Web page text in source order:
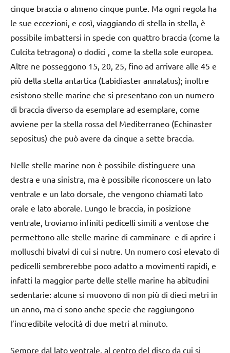
cinque braccia o almeno cinque punte. Ma ogni regola ha
le sue eccezioni, e così, viaggiando di stella in stella, è
possibile imbattersi in specie con quattro braccia (come la
Culcita tetragona) o dodici , come la stella sole europea.
Altre ne posseggono 15, 20, 25, fino ad arrivare alle 45 e
più della stella antartica (Labidiaster annalatus); inoltre
esistono stelle marine che si presentano con un numero
di braccia diverso da esemplare ad esemplare, come
avviene per la stella rossa del Mediterraneo (Echinaster
sepositus) che può avere da cinque a sette braccia.
Nelle stelle marine non è possibile distinguere una
destra e una sinistra, ma è possibile riconoscere un lato
ventrale e un lato dorsale, che vengono chiamati lato
orale e lato aborale. Lungo le braccia, in posizione
ventrale, troviamo infiniti pedicelli simili a ventose che
permettono alle stelle marine di camminare e di aprire i
molluschi bivalvi di cui si nutre. Un numero così elevato di
pedicelli sembrerebbe poco adatto a movimenti rapidi, e
infatti la maggior parte delle stelle marine ha abitudini
sedentarie: alcune si muovono di non più di dieci metri in
un anno, ma ci sono anche specie che raggiungono
l’incredibile velocità di due metri al minuto.
Sempre dal lato ventrale, al centro del disco da cui si